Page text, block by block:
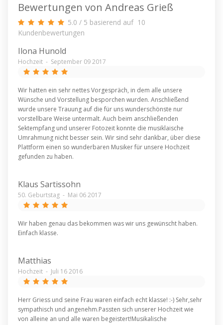
Bewertungen von Andreas Grieß
5.0 / 5 basierend auf 10
Kundenbewertungen
Ilona Hunold
Hochzeit - September 09 2017
Wir hatten ein sehr nettes Vorgespräch, in dem alle unsere
Wünsche und Vorstellung besporchen wurden. Anschließend
wurde unsere Trauung auf die für uns wunderschönste nur
vorstellbare Weise untermalt. Auch beim anschließenden
Sektempfang und unserer Fotozeit konnte die musiklaische
Umrahmung nicht besser sein. Wir sind sehr dankbar, über diese
Plattform einen so wunderbaren Musiker für unsere Hochzeit
gefunden zu haben.
Klaus Sartissohn
50. Geburtstag - Mai 06 2017
Wir haben genau das bekommen was wir uns gewünscht haben.
Einfach klasse.
Matthias
Hochzeit - Juli 16 2016
Herr Griess und seine Frau waren einfach echt klasse! :-) Sehr,sehr
sympathisch und angenehm.Passten sich unserer Hochzeit wie
von alleine an und alle waren begeistert!Musikalische